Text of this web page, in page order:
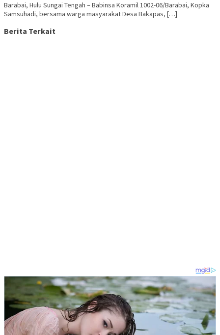
Barabai, Hulu Sungai Tengah – Babinsa Koramil 1002-06/Barabai, Kopka
Samsuhadi, bersama warga masyarakat Desa Bakapas, […]
Berita Terkait